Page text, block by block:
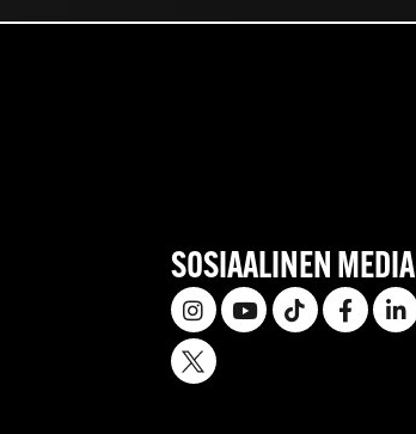
SOSIAALINEN MEDIA